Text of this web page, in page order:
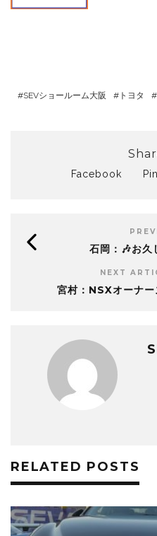
SEVショールーム大阪 トヨタ
Facebook
石岡：🎶お久
NEXT
宮村：NSXオーナ
RELATED POSTS